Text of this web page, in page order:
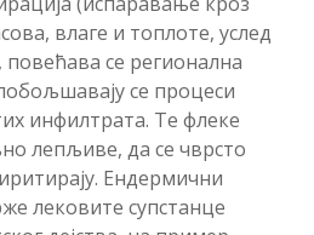
влаге и топлоте, услед
се регионална
се процеси
инфилтрата. Те флеке
лепљиве, да се чврсто
Ендермични
лековите супстанце